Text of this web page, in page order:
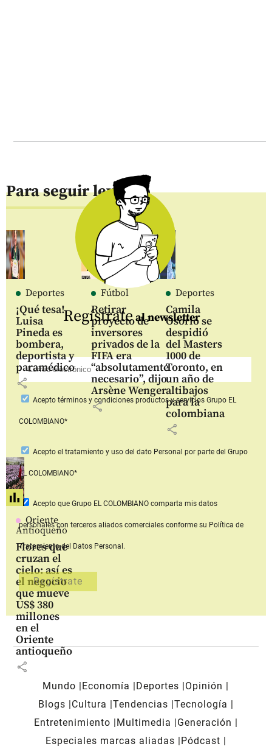
Para seguir leyendo
Deportes
¡Qué tesa!
Luisa
Pineda es
bombera,
deportista y
paramédico
share
Fútbol
Retirar
proyecto de
inversores
privados de la
FIFA era
“absolutamente
necesario”, dijo
Arsène Wenger
share
Deportes
Camila
Osorio se
despidió
del Masters
1000 de
Toronto, en
un año de
altibajos
para la
colombiana
share
Oriente
Antioqueño
Flores que
cruzan el
cielo: así es
el negocio
que mueve
US$ 380
millones
en el
Oriente
antioqueño
share
Regístrateal newsletter
Aceptotérminos y condiciones productos y serviciosGrupo EL
COLOMBIANO*
Acepto el tratamiento y uso del dato Personal por parte del Grupo
EL COLOMBIANO*
Acepto que Grupo EL COLOMBIANOcomparta mis datos
personales con terceros aliados comerciales conforme su Política de
Tratamiento del Datos Personal.
Mundo Economía Deportes
Opinión
Blogs
Cultura Tendencias Tecnología
Entretenimiento
Multimedia
Generación
Especiales marcas aliadas
Pódcast